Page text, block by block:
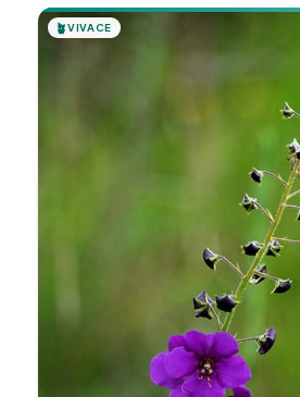
🪴VIVACE